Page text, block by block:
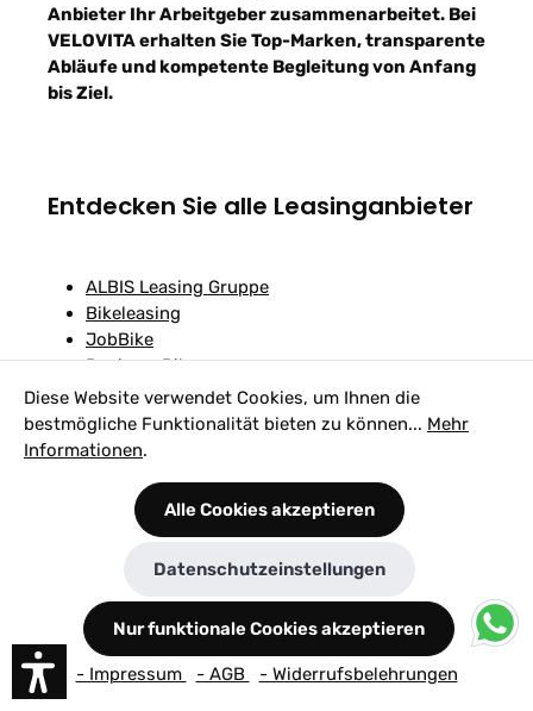
Anbieter Ihr Arbeitgeber zusammenarbeitet. Bei
VELOVITA erhalten Sie Top-Marken, transparente
Abläufe und kompetente Begleitung von Anfang
bis Ziel.
Entdecken Sie alle Leasinganbieter
ALBIS Leasing Gruppe
Bikeleasing
JobBike
BusinessBike
Company Bike
Deutsche Dienstrad
eleasa
JobRad
Kazenmaier Bike Leasing
mein dienstrad leasing
Über Bikeleasing
Diese Website verwendet Cookies, um Ihnen die
bestmögliche Funktionalität bieten zu können... Mehr
Informationen.
Alle Cookies akzeptieren
Datenschutzeinstellungen
Nur funktionale Cookies akzeptieren
- Impressum - AGB - Widerrufsbelehrungen